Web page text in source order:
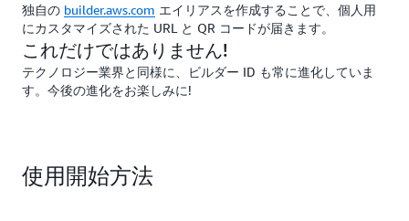
独自の builder.aws.com エイリアスを作成することで、個人用
にカスタマイズされた URL と QR コードが届きます。
これだけではありません!
テクノロジー業界と同様に、ビルダー ID も常に進化していま
す。今後の進化をお楽しみに!
使用開始方法